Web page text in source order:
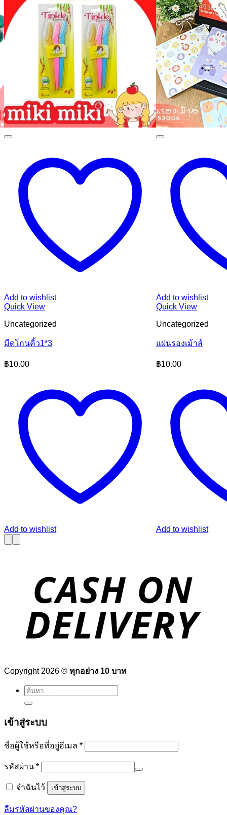
Add to wishlist
Quick View
Uncategorized
มีดโกนคิ้ว1*3
฿10.00
Add to wishlist
Add to wishlist
Quick View
Uncategorized
แผ่นรองเม้าส์
฿10.00
Add to wishlist
Copyright 2026 © ทุกอย่าง 10 บาท
ค้นหา:
เข้าสู่ระบบ
ชื่อผู้ใช้หรือที่อยู่อีเมล *ต้องการ
รหัสผ่าน *ต้องการ
จำฉันไว้ เข้าสู่ระบบ
ลืมรหัสผ่านของคุณ?